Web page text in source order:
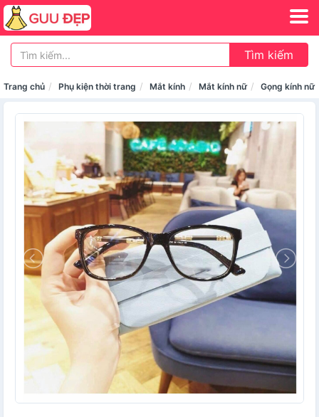
Tìm kiếm
Trang chủ Phụ kiện thời trang Mắt kính Mắt kính nữ Gọng kính nữ